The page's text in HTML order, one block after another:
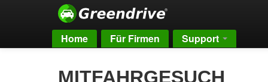
Home Für Firmen Support
MITFAHRGESUCH